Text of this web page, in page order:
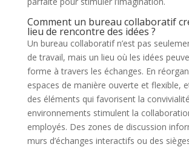
Comment un bureau collaboratif
lieu de rencontre des idées ?
Un bureau collaboratif n’est pas
de travail, mais un lieu où les idées
forme à travers les échanges. En
espaces de manière ouverte et flexible,
des éléments qui favorisent la
environnements stimulent la
employés. Des zones de discussion
murs d’échanges interactifs ou des